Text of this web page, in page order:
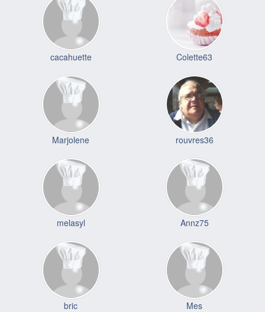
cacahuette Colette63
Marjolene rouvres36
melasyl Annz75
bric Mes